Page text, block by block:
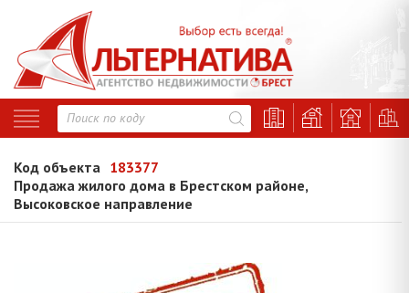
Код объекта 183377
Продажа жилого дома в Брестском районе,
Высоковское направление